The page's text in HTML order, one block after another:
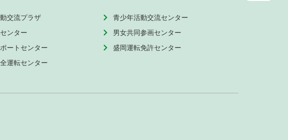
交流プラザ
ンター
ートセンター
運転センター
青少年活動交流センター
男女共同参画センター
盛岡運転免許センター